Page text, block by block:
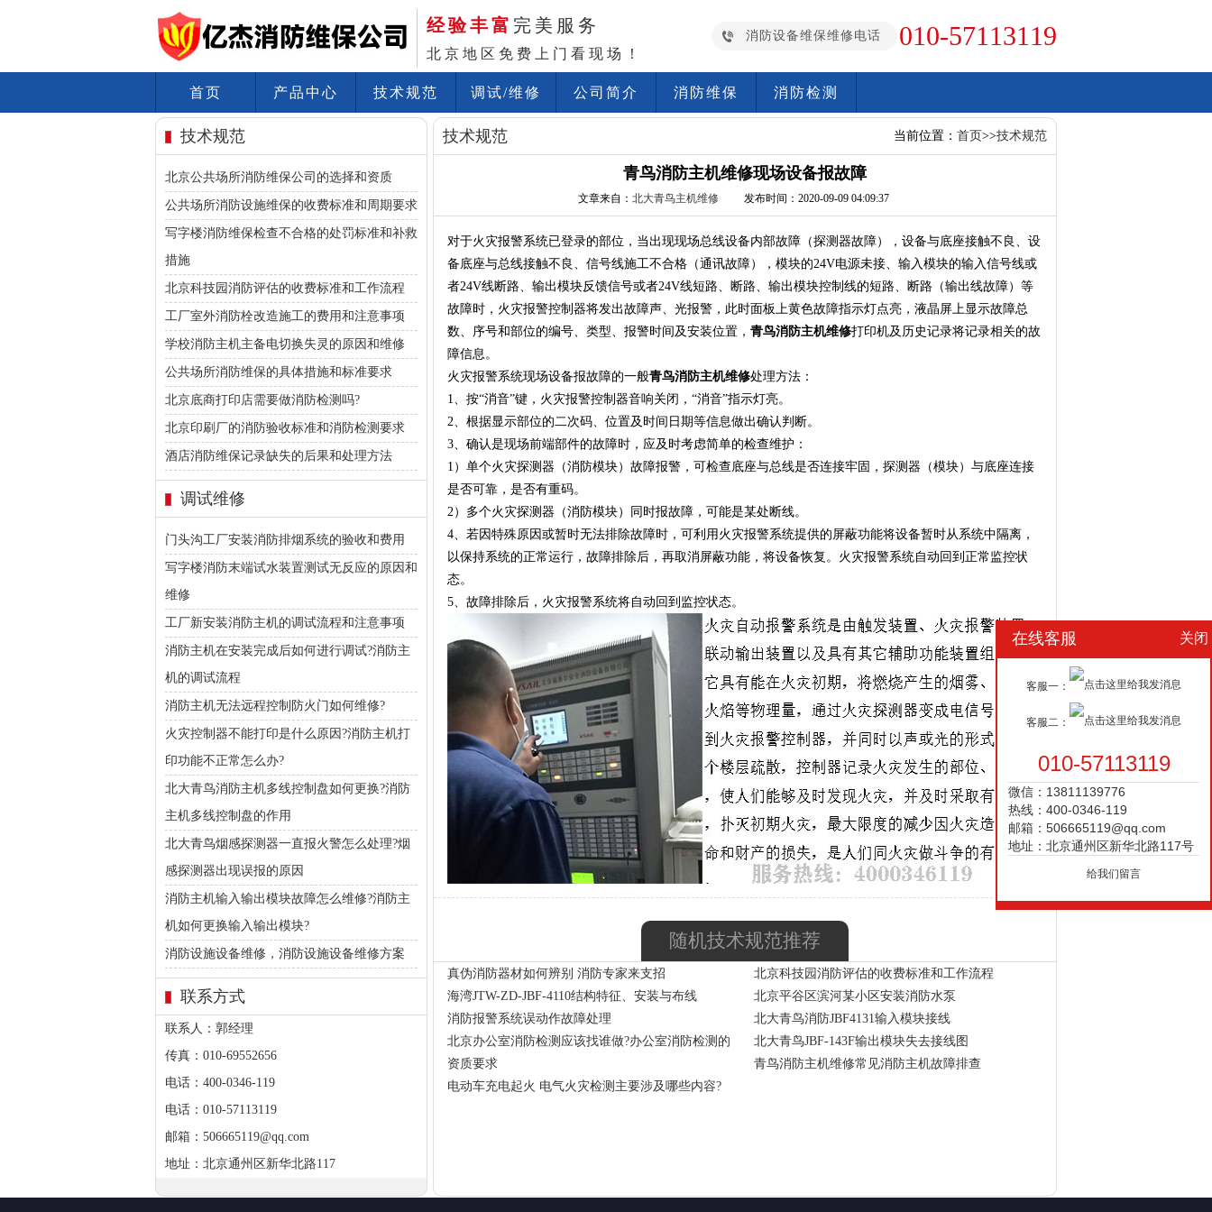
经验丰富 完美服务
北京地区免费上门看现场！
消防设备维保维修电话 010-57113119
首页 产品中心 技术规范 调试/维修 公司简介 消防维保 消防检测
技术规范
北京公共场所消防维保公司的选择和资质
公共场所消防设施维保的收费标准和周期要求
写字楼消防维保检查不合格的处罚标准和补救
措施
北京科技园消防评估的收费标准和工作流程
工厂室外消防栓改造施工的费用和注意事项
学校消防主机主备电切换失灵的原因和维修
公共场所消防维保的具体措施和标准要求
北京底商打印店需要做消防检测吗?
北京印刷厂的消防验收标准和消防检测要求
酒店消防维保记录缺失的后果和处理方法
调试维修
门头沟工厂安装消防排烟系统的验收和费用
写字楼消防末端试水装置测试无反应的原因和
维修
工厂新安装消防主机的调试流程和注意事项
消防主机在安装完成后如何进行调试?消防主
机的调试流程
消防主机无法远程控制防火门如何维修?
火灾控制器不能打印是什么原因?消防主机打
印功能不正常怎么办?
北大青鸟消防主机多线控制盘如何更换?消防
主机多线控制盘的作用
北大青鸟烟感探测器一直报火警怎么处理?烟
感探测器出现误报的原因
消防主机输入输出模块故障怎么维修?消防主
机如何更换输入输出模块?
消防设施设备维修，消防设施设备维修方案
联系方式
联系人：郭经理
传真：010-69552656
电话：400-0346-119
电话：010-57113119
邮箱：506665119@qq.com
地址：北京通州区新华北路117
技术规范 当前位置： 首页>>技术规范
青鸟消防主机维修现场设备报故障
文章来自： 北大青鸟主机维修 发布时间：2020-09-09 04:09:37
对于火灾报警系统已登录的部位，当出现现场总线设备内部故障（探测器故障），设备与底座接触不良、设
备底座与总线接触不良、信号线施工不合格（通讯故障），模块的24V电源未接、输入模块的输入信号线或
者24V线断路、输出模块反馈信号或者24V线短路、断路、输出模块控制线的短路、断路（输出线故障）等
故障时，火灾报警控制器将发出故障声、光报警，此时面板上黄色故障指示灯点亮，液晶屏上显示故障总
数、序号和部位的编号、类型、报警时间及安装位置， 青鸟消防主机维修打印机及历史记录将记录相关的故
障信息。
火灾报警系统现场设备报故障的一般青鸟消防主机维修处理方法：
1、按“消音”键，火灾报警控制器音响关闭，“消音”指示灯亮。
2、根据显示部位的二次码、位置及时间日期等信息做出确认判断。
3、确认是现场前端部件的故障时，应及时考虑简单的检查维护：
1）单个火灾探测器（消防模块）故障报警，可检查底座与总线是否连接牢固，探测器（模块）与底座连接
是否可靠，是否有重码。
2）多个火灾探测器（消防模块）同时报故障，可能是某处断线。
4、若因特殊原因或暂时无法排除故障时，可利用火灾报警系统提供的屏蔽功能将设备暂时从系统中隔离，
以保持系统的正常运行，故障排除后，再取消屏蔽功能，将设备恢复。火灾报警系统自动回到正常监控状
态。
5、故障排除后，火灾报警系统将自动回到监控状态。
随机技术规范推荐
真伪消防器材如何辨别 消防专家来支招
北京科技园消防评估的收费标准和工作流程
海湾JTW-ZD-JBF-4110结构特征、安装与布线
北京平谷区滨河某小区安装消防水泵
消防报警系统误动作故障处理
北大青鸟消防JBF4131输入模块接线
北京办公室消防检测应该找谁做?办公室消防检测的
资质要求
北大青鸟JBF-143F输出模块失去接线图
青鸟消防主机维修常见消防主机故障排查
电动车充电起火 电气火灾检测主要涉及哪些内容?
在线客服 关闭
客服一：
客服二：
010-57113119
微信：13811139776
热线：400-0346-119
邮箱：506665119@qq.com
地址：北京通州区新华北路117号
给我们留言